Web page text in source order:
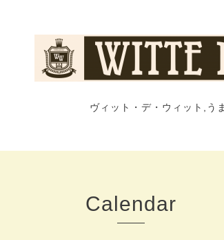
ヴィット・デ・ウィット,う
Calendar